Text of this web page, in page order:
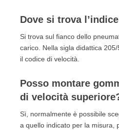
Dove si trova
Si trova sul fianco dello
carico. Nella sigla didattica
il codice di velocità.
Posso montare
di velocità
Sì, normalmente è possibile
a quello indicato per la misura,